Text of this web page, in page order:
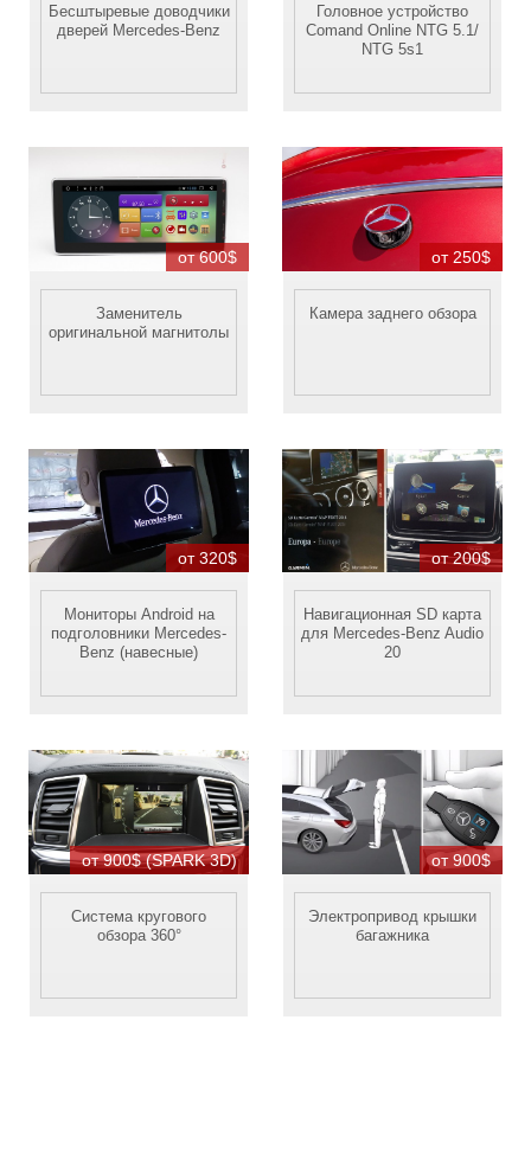
Бесштыревые доводчики
дверей Mercedes-Benz
Головное устройство
Comand Online NTG 5.1/
NTG 5s1
от 600$
Заменитель
оригинальной магнитолы
от 250$
Камера заднего обзора
от 320$
Мониторы Android на
подголовники Mercedes-
Benz (навесные)
от 200$
Навигационная SD карта
для Mercedes-Benz Audio
20
от 900$ (SPARK 3D)
Система кругового
обзора 360°
от 900$
Электропривод крышки
багажника